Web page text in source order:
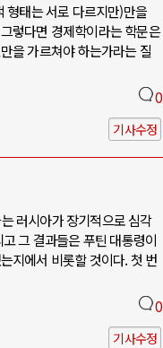
형태는 서로 다르지만)만을
렇다면 경제학이라는 학문은
을 가르쳐야 하는가라는 질
0
기사수정
러시아가 장기적으로 심각
그 결과들은 푸틴 대통령이
지에서 비롯할 것이다. 첫 번
0
기사수정
라이나, 대리전의 역..
협력 직후, 러시아..
원 2027년까지 공..
크, 에스토니아, 네덜란..
공습 주고받아…민간 ..